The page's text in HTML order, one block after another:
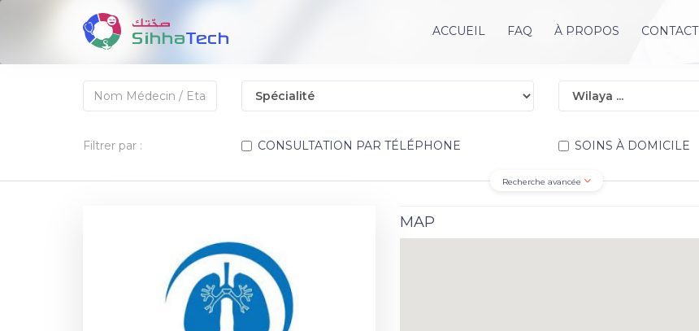
ACCUEIL FAQ À PROPOS CONTACT
Filtrer par : CONSULTATION PAR TÉLÉPHONE SOINS À DOMICILE
Recherche avancée
MAP